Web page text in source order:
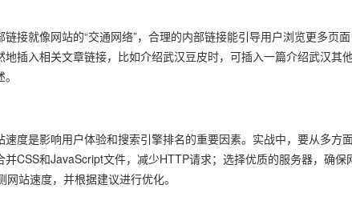
链接就像网站的“交通网络”，合理的内部链接能引导用户浏览更多页
地插入相关文章链接，比如介绍武汉豆皮时，可插入一篇介绍武汉
速度是影响用户体验和搜索引擎排名的重要因素。实战中，要从多
并CSS和JavaScript文件，减少HTTP请求；选择优质的服务器，确
站速度，并根据建议进行优化。